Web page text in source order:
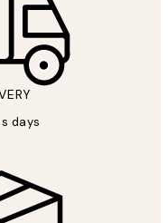
days